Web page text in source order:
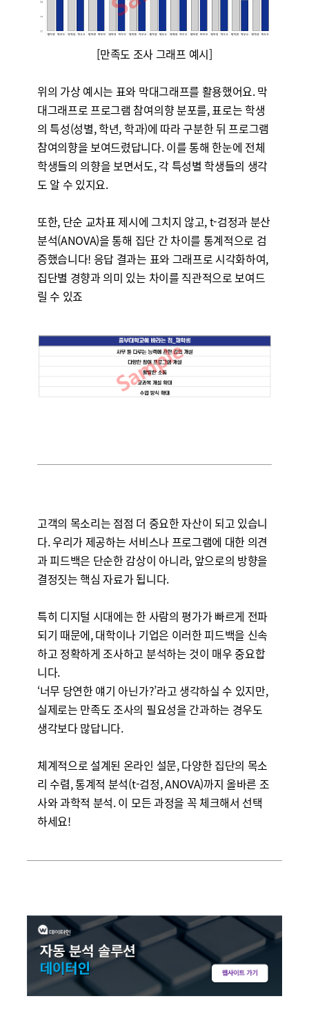
[만족도 조사 그래프 예시]
위의 가상 예시는 표와 막대그래프를 활용했어요. 막
대그래프로 프로그램 참여의향 분포를, 표로는 학생
의 특성(성별, 학년, 학과)에 따라 구분한 뒤 프로그램
참여의향을 보여드렸답니다. 이를 통해 한눈에 전체
학생들의 의향을 보면서도, 각 특성별 학생들의 생각
도 알 수 있지요.
또한, 단순 교차표 제시에 그치지 않고, t-검정과 분산
분석(ANOVA)을 통해 집단 간 차이를 통계적으로 검
증했습니다! 응답 결과는 표와 그래프로 시각화하여,
집단별 경향과 의미 있는 차이를 직관적으로 보여드
릴 수 있죠
고객의 목소리는 점점 더 중요한 자산이 되고 있습니
다. 우리가 제공하는 서비스나 프로그램에 대한 의견
과 피드백은 단순한 감상이 아니라, 앞으로의 방향을
결정짓는 핵심 자료가 됩니다.
특히 디지털 시대에는 한 사람의 평가가 빠르게 전파
되기 때문에, 대학이나 기업은 이러한 피드백을 신속
하고 정확하게 조사하고 분석하는 것이 매우 중요합
니다.
‘너무 당연한 얘기 아닌가?’라고 생각하실 수 있지만,
실제로는 만족도 조사의 필요성을 간과하는 경우도
생각보다 많답니다.
체계적으로 설계된 온라인 설문, 다양한 집단의 목소
리 수렴, 통계적 분석(t-검정, ANOVA)까지 올바른 조
사와 과학적 분석. 이 모든 과정을 꼭 체크해서 선택
하세요!